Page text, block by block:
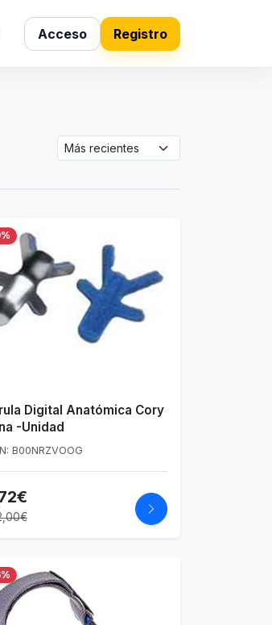
Acceso Registro
Digital Anatómica Cory
-Unidad
B00NRZVOOG